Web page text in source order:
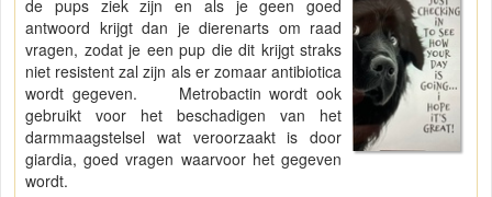
de pups ziek zijn en als je geen goed
antwoord krijgt dan je dierenarts om raad
vragen, zodat je een pup die dit krijgt straks
niet resistent zal zijn als er zomaar antibiotica
wordt gegeven. Metrobactin wordt ook
gebruikt voor het beschadigen van het
darmmaagstelsel wat veroorzaakt is door
giardia, goed vragen waarvoor het gegeven
wordt.